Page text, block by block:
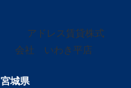
アドレス賃貸株式
会社 いわき平店
宮城県